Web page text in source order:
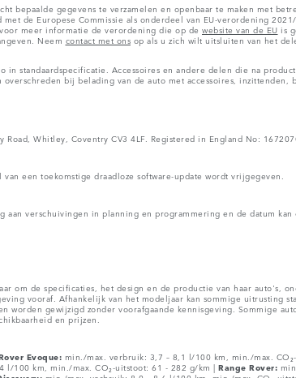
bepaalde gegevens te verzamelen en openbaar te maken met
de Europese Commissie als onderdeel van EU-verordening
meer informatie de verordening die op de website van de EU is
Neem contact met ons op als u zich wilt uitsluiten van het
standaardspecificatie. Accessoires en andere delen die na
bij belading van de auto met accessoires, inzittenden,
Whitley, Coventry CV3 4LF. Registered in England No:
een toekomstige draadloze software-update wordt vrijgegeven.
aan verschuivingen in planning en programmering en de datum
om de specificaties, het design en de productie van haar
vooraf. Afhankelijk van het modeljaar kan sommige uitrusting
worden gewijzigd zonder voorafgaande kennisgeving. Sommige
en prijzen.
Evoque: min./max. verbruik: 3,7 – 8,1 l/100 km, min./max.
l/100 km, min./max. CO₂-uitstoot: 61 - 282 g/km | Range Rover: